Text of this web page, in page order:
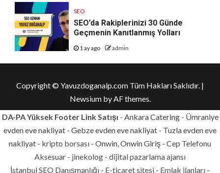
SEO
SEO’da Rakiplerinizi 30 Günde
Geçmenin Kanıtlanmış Yolları
1 ay ago admin
Copyright © Yavuzdoganalp.com Tüm Hakları Saklıdır. |
Newsiumby AF themes.
DA-PA Yüksek Footer Link Satışı - Ankara Catering- Ümraniye
evden eve nakliyat - Gebze evden eve nakliyat - Tuzla evden eve
nakliyat - kripto borsası - Onwin, Onwin Giriş - Cep Telefonu
Aksesuar - jinekolog - dijital pazarlama ajansı
İstanbul SEO Danışmanlığı - E-ticaret sitesi - Emlak ilanları -